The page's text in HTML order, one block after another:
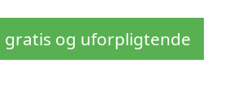
gratis og uforpligtende